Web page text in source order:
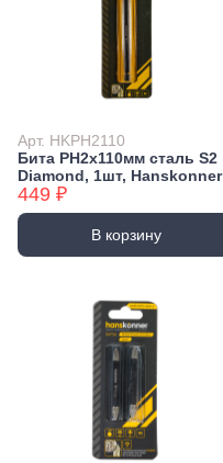
Арт. HKPH2110
Бита PH2x110мм сталь S2
Diamond, 1шт, Hanskonner
449 ₽
В корзину